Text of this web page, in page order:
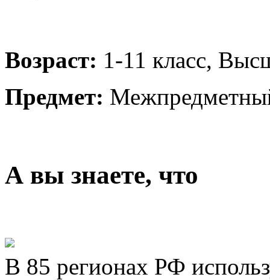
Возраст: 1-11 класс,
Предмет:
А вы знаете, что
В 85 регионах РФ